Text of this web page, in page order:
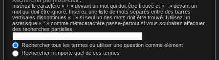
Insérez le caractère « + » devant un mot qui doit être trouvé et « - » devant un
mot qui doit être ignoré. Insérez une liste de mots séparés entre des barres
verticales discontinues « | » si seul un des mots doit être trouvé. Utilisez un
astérisque « * » comme métacaractère passe-partout si vous souhaitez effectuer
des recherches partielles.
Rechercher tous les termes ou utiliser une question comme élément
Rechercher n’importe quel de ces termes